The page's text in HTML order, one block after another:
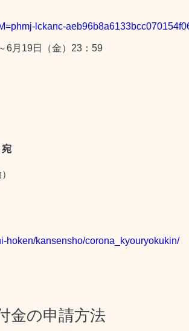
lckanc-
6月19日（金）23：59
hoken/kansensho/corona_kyouryokukin/
金の申請方法